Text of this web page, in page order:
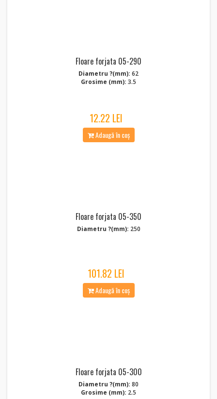
Floare forjata 05-290
Diametru ?(mm): 62
Grosime (mm): 3.5
12.22 LEI
Adaugă în coș
Floare forjata 05-350
Diametru ?(mm): 250
101.82 LEI
Adaugă în coș
Floare forjata 05-300
Diametru ?(mm): 80
Grosime (mm): 2.5